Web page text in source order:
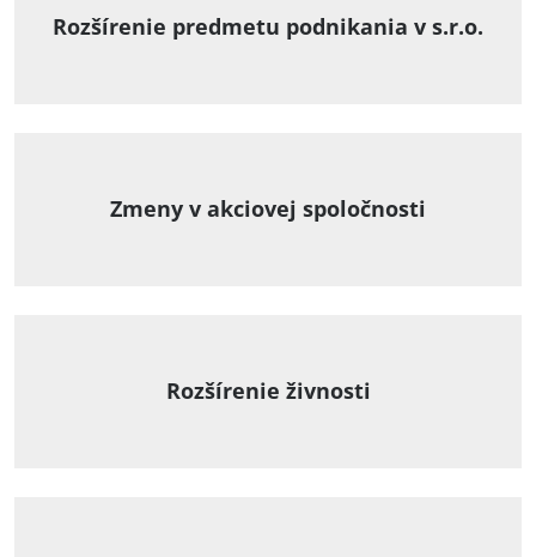
Rozšírenie predmetu podnikania v s.r.o.
Zmeny v akciovej spoločnosti
Rozšírenie živnosti